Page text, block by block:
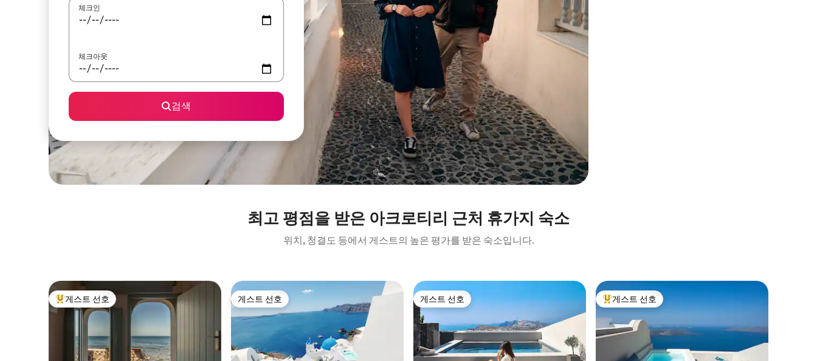
체크인
체크아웃
검색
최고 평점을 받은 아크로티리 근처 휴가지 숙소
위치, 청결도 등에서 게스트의 높은 평가를 받은 숙소입니다.
상위 게스트 선호
게스트 선호 게스트 선호
게스트 선호 게스트 선호
게스트 선호 상위 게스트 선호
게스트 선호